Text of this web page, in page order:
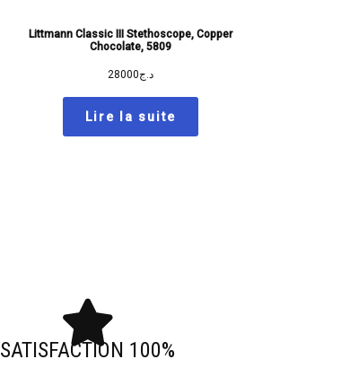
Littmann Classic III Stethoscope, Copper
Chocolate, 5809
د.ج28000
Lire la suite
SATISFACTION 100%